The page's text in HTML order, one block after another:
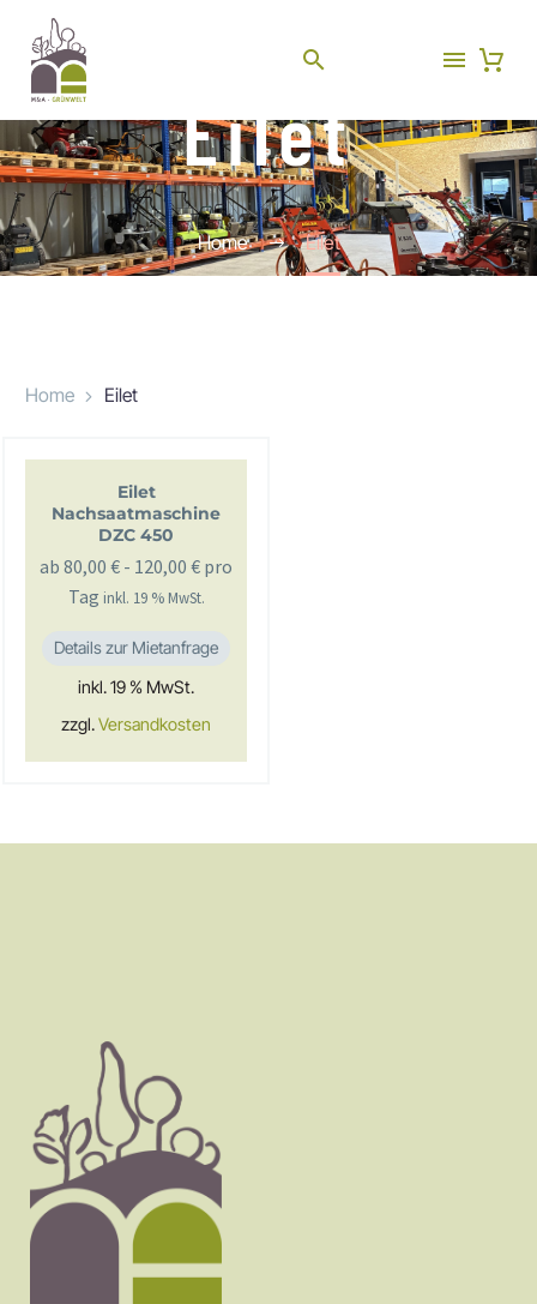
Eilet
Home Eilet
Home Eilet
Eilet
Nachsaatmaschine
DZC 450
ab 80,00 € - 120,00 € pro
Tag inkl. 19 % MwSt.
Details zur Mietanfrage
inkl. 19 % MwSt.
zzgl.Versandkosten